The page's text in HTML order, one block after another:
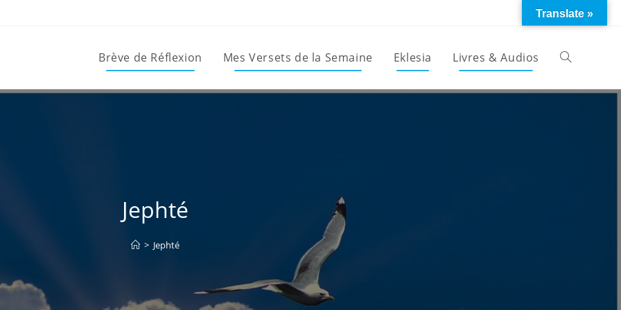
Brève de Réflexion Mes Versets de la Semaine Eklesia Livres & Audios Toggle
Jephté
> Jephté
Translate »